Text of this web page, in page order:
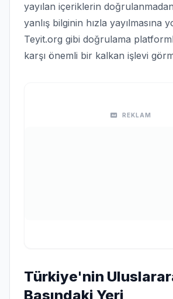
yayılan içeriklerin doğrulanmadan
yanlış bilginin hızla yayılmasına
Teyit.org gibi doğrulama
karşı önemli bir kalkan işlevi
REKLAM
Türkiye'nin
Basındaki Yeri